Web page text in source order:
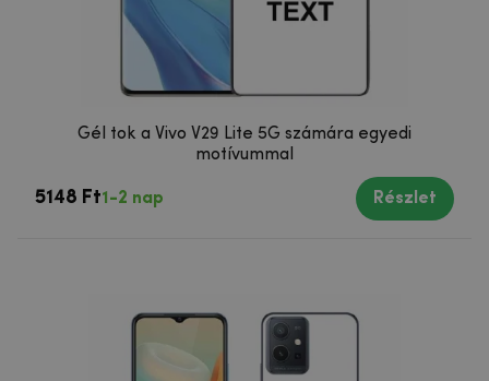
Gél tok a Vivo V29 Lite 5G számára egyedi
motívummal
5148 Ft1-2 nap Részlet